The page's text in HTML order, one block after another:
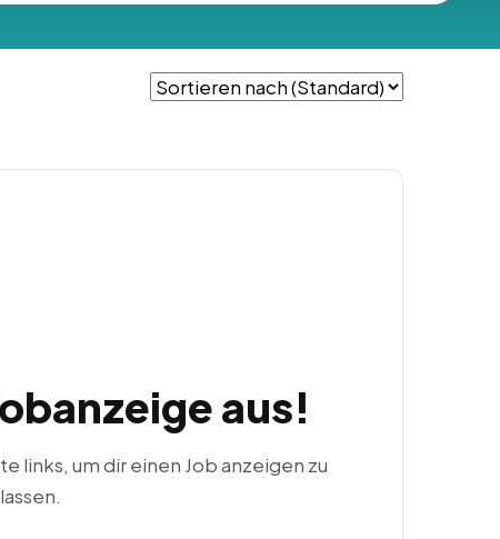
aus!
links, um dir einen Job anzeigen zu
lassen.